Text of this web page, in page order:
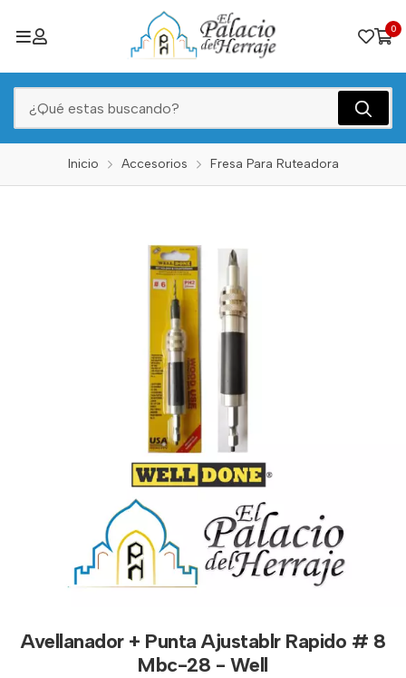
0
Inicio Accesorios Fresa Para Ruteadora
Avellanador + Punta Ajustablr Rapido # 8
Mbc-28 - Well